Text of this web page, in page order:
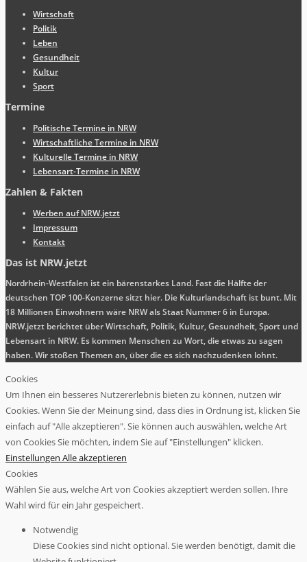
Wirtschaft
Politik
Leben
Gesundheit
Kultur
Sport
Termine
Politische Termine in NRW
Wirtschaftliche Termine in NRW
Kulturelle Termine in NRW
Lebensart-Termine in NRW
Zahlen & Fakten
Werben auf NRW.jetzt
Impressum
Kontakt
Das ist NRW.jetzt
Nordrhein-Westfalen ist ein bärenstarkes Land. Fast die Hälfte der
deutschen TOP 100-Konzerne sitzt hier. Die Kulturlandschaft ist bunt. Mit
18 Millionen Einwohnern wäre NRW als Staat Nummer 6 in Europa.
NRW.jetzt berichtet über Wirtschaft, Politik, Kultur, Gesundheit, Sport und
Lebensart in NRW. Es kommen Menschen zu Wort, die etwas zu sagen
haben. Wir stoßen Themen an, über die es sich nachzudenken lohnt.
Cookies
Um Ihnen ein besseres Nutzererlebnis bieten zu können, nutzen wir
Cookies. Wenn Sie der Meinung sind, dass dies in Ordnung ist, klicken Sie
einfach auf "Alle akzeptieren". Sie können auch auswählen, welche Art
von Cookies Sie möchten, indem Sie auf "Einstellungen" klicken.
Einstellungen Alle akzeptieren
Cookies
Wählen Sie aus, welche Art von Cookies akzeptiert werden sollen. Ihre
Wahl wird für ein Jahr gespeichert.
Notwendig
Diese Cookies sind nicht optional. Sie werden benötigt, damit die